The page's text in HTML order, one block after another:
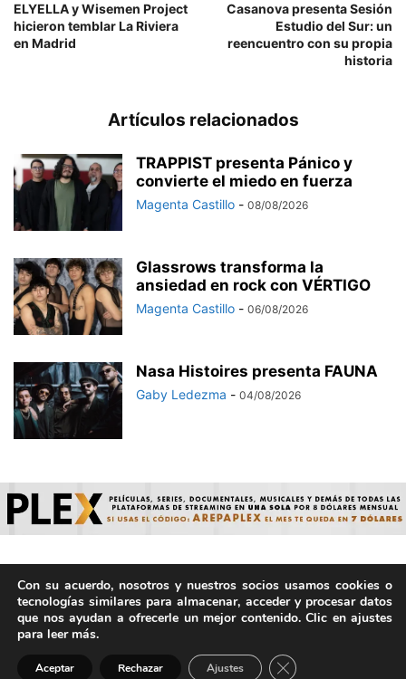
ELYELLA y Wisemen Project
hicieron temblar La Riviera
en Madrid
Casanova presenta Sesión
Estudio del Sur: un
reencuentro con su propia
historia
Artículos relacionados
TRAPPIST presenta Pánico y
convierte el miedo en fuerza
Magenta Castillo - 08/08/2026
Glassrows transforma la
ansiedad en rock con VÉRTIGO
Magenta Castillo - 06/08/2026
Nasa Histoires presenta FAUNA
Gaby Ledezma - 04/08/2026
© ArepaVolatil.Com 2021-2025 - Hecho por humanos, no por
IA. | Todos los derechos reservados.
Con su acuerdo, nosotros y nuestros socios usamos cookies o
tecnologías similares para almacenar, acceder y procesar datos
que nos ayudan a ofrecerle un mejor contenido. Clic en ajustes
para leer más.
Aceptar Rechazar Ajustes Cerrar el banner de